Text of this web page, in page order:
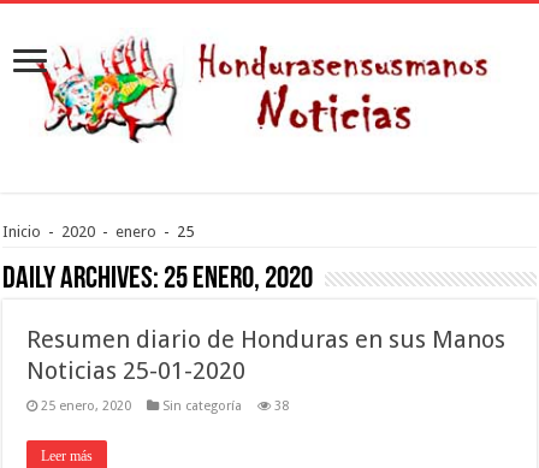
Inicio - 2020 - enero - 25
Daily Archives: 25 enero, 2020
Resumen diario de Honduras en sus Manos
Noticias 25-01-2020
25 enero, 2020 Sin categoría 38
Leer más